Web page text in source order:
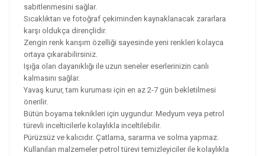
sabitlenmesini sağlar.
Sıcaklıktan ve fotoğraf çekiminden kaynaklanacak zararlara
karşı oldukça dirençlidir.
Zengin renk karışım özelliği sayesinde yeni renkleri kolayca
ortaya çıkarabilirsiniz.
Işığa olan dayanıklığı ile uzun seneler eserlerinizin canlı
kalmasını sağlar.
Yavaş kurur, tam kuruması için en az 2-7 gün bekletilmesi
önerilir.
Bütün boyama teknikleri için uygundur. Medyum veya petrol
türevli incelticilerle kolaylıkla inceltilebilir.
Pürüzsüz ve kalıcıdır. Çatlama, sararma ve solma yapmaz.
Kullanılan malzemeler petrol türevi temizleyiciler ile kolaylıkla